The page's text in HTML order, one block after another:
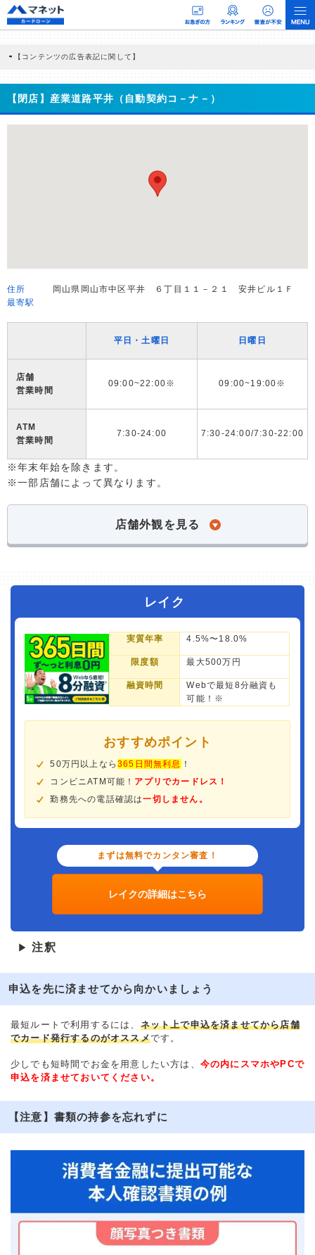
【コンテンツの広告表記に関して】
商品を根拠なくPRするものではなく、当編集部の調査／ユーザーへの口コミ収集な
どに基づき、公平性を担保した情報提供を行っています。
>提携企業一覧
【閉店】産業道路平井（自動契約コ－ナ－）
住所
岡山県岡山市中区平井 ６丁目１１－２１ 安井ビル１Ｆ
最寄駅
平日・土曜日 日曜日
店舗
営業時間
09:00~22:00※ 09:00~19:00※
ATM
営業時間
7:30-24:00 7:30-24:00/7:30-22:00
※年末年始を除きます。
※一部店舗によって異なります。
店舗外観を見る
レイク
実質年率 4.5%〜18.0%
限度額 最大500万円
融資時間
Webで最短8分融資も
可能！※
おすすめポイント
50万円以上なら365日間無利息 ！
コンビニATM可能！ アプリでカードレス！
勤務先への電話確認は一切しません。
まずは無料でカンタン審査！
レイクの詳細はこちら
▶ 注釈
申込を先に済ませてから向かいましょう
最短ルートで利用するには、 ネット上で申込を済ませてから店舗
でカード発行するのがオススメです。
少しでも短時間でお金を用意したい方は、 今の内にスマホやPCで
申込を済ませておいてください。
【注意】書類の持参を忘れずに